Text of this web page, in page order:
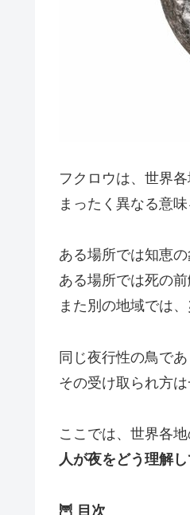
フクロウは、世界各
まったく異なる意
ある場所では知恵の
ある場所では死の前
また別の地域では
同じ夜行性の鳥であ
その受け取られ方は
ここでは、世界各
人が夜をどう理解
🦉 目次